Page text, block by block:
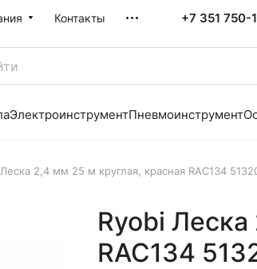
Контакты +7 351 750-
ЭлектроинструментПневмоинструмент
2,4 мм 25 м круглая, красная RAC134
Ryobi
RAC134